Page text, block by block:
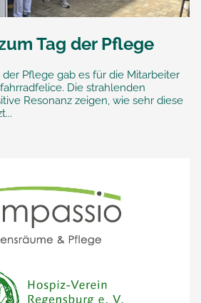
Tag der Pflege
Pflege gab es für die Mitarbeiter
Die strahlenden
Resonanz zeigen, wie sehr diese